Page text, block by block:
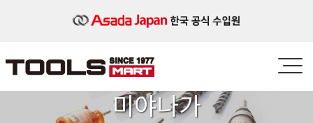
미야나가